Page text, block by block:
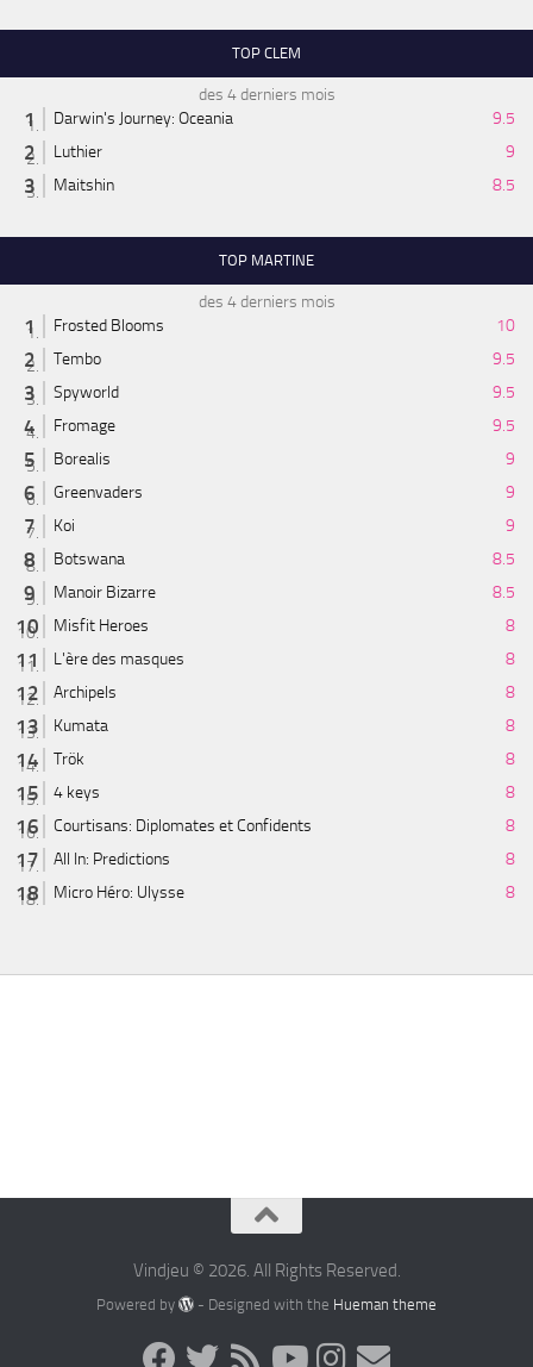
TOP CLEM
des 4 derniers mois
Darwin's Journey: Oceania
9.5
Luthier
9
Maitshin
8.5
TOP MARTINE
des 4 derniers mois
Frosted Blooms
10
Tembo
9.5
Spyworld
9.5
Fromage
9.5
Borealis
9
Greenvaders
9
Koi
9
Botswana
8.5
Manoir Bizarre
8.5
Misfit Heroes
8
L'ère des masques
8
Archipels
8
Kumata
8
Trök
8
4 keys
8
Courtisans: Diplomates et Confidents
8
All In: Predictions
8
Micro Héro: Ulysse
8
Vindjeu © 2026. All Rights Reserved.
Powered by - Designed with the Hueman theme